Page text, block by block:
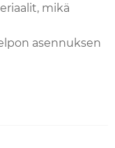
mikä
asennuksen